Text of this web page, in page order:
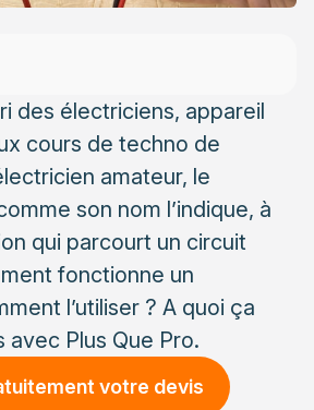
des électriciens, appareil
cours de techno de
amateur, le
son nom l’indique, à
qui parcourt un circuit
fonctionne un
l’utiliser ? A quoi ça
avec Plus Que Pro.
votre devis
un voltmètre ?